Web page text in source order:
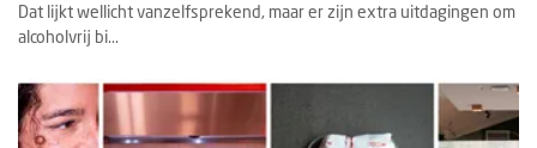
Dat lijkt wellicht vanzelfsprekend, maar er zijn extra uitdagingen om
alcoholvrij bi...